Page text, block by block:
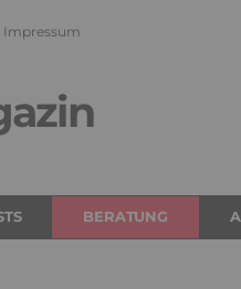
Impressum
BERATUNG